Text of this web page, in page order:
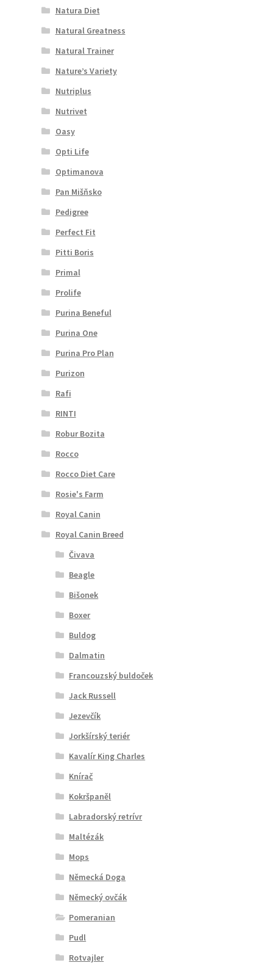
Natura Diet
Natural Greatness
Natural Trainer
Nature’s Variety
Nutriplus
Nutrivet
Oasy
Opti Life
Optimanova
Pan Mišňsko
Pedigree
Perfect Fit
Pitti Boris
Primal
Prolife
Purina Beneful
Purina One
Purina Pro Plan
Purizon
Rafi
RINTI
Robur Bozita
Rocco
Rocco Diet Care
Rosie's Farm
Royal Canin
Royal Canin Breed
Čivava
Beagle
Bišonek
Boxer
Buldog
Dalmatin
Francouzský buldoček
Jack Russell
Jezevčík
Jorkšírský teriér
Kavalír King Charles
Knírač
Kokršpaněl
Labradorský retrívr
Maltézák
Mops
Německá Doga
Německý ovčák
Pomeranian
Pudl
Rotvajler